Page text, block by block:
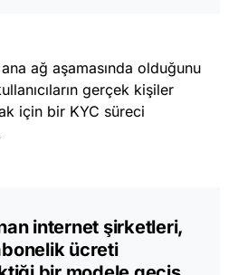
ağ aşamasında olduğunu
gerçek kişiler
için bir KYC süreci
internet şirketleri,
ücreti